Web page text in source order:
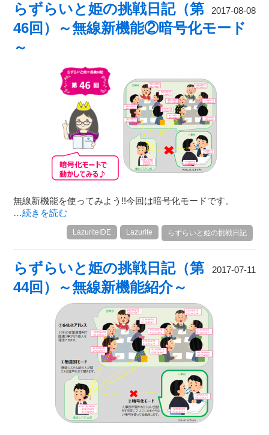
2017-08-08
らずらいと姫の挑戦日記（第
46回）～無線新機能②暗号化モード
～
無線新機能を使ってみよう!!今回は暗号化モードです。
…続きを読む
らずらいと姫の挑戦日記
Lazurite
LazuriteIDE
2017-07-11
らずらいと姫の挑戦日記（第
44回）～無線新機能紹介～